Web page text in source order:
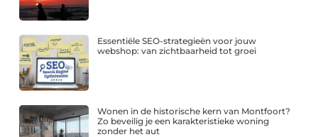
Essentiële SEO-strategieën voor jouw
webshop: van zichtbaarheid tot groei
Wonen in de historische kern van Montfoort?
Zo beveilig je een karakteristieke woning
zonder het aut